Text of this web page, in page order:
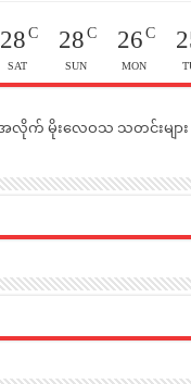
28 C
SAT
28 C
SUN
26 C
MON
လိုက် မိုးလေဝသ သတင်းများ